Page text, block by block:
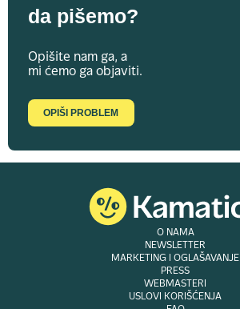
da pišemo?
Opišite nam ga, a
mi ćemo ga objaviti.
OPIŠI PROBLEM
O NAMA
NEWSLETTER
MARKETING I OGLAŠAVANJE
PRESS
WEBMASTERI
USLOVI KORIŠĆENJA